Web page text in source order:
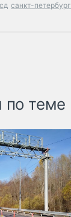
санкт-петербург
по теме